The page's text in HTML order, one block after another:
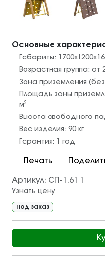
Основные
Габариты:
Возрастная группа: от
Зона приземления
Площадь зоны
м2
Высота свободного
Вес изделия: 90 кг
Гарантия:
1 год
Печать
Артикул: СП-1.61.1
Узнать цену
Под заказ